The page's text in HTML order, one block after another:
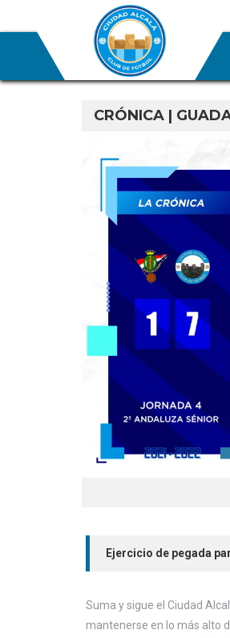
CRÓNICA |
Ejercicio de pegada
Suma y sigue el Ciudad
mantenerse en lo más alto